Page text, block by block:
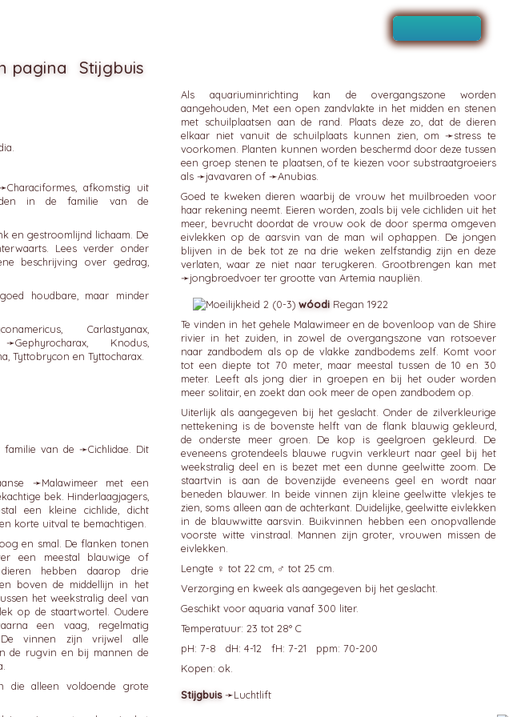
Stijgbuis
Characiformes, afkomstig uit
in de familie van de
en gestroomlijnd lichaam. De
Lees verder onder
beschrijving over gedrag,
houdbare, maar minder
Carlastyanax,
➛Gephyrocharax, Knodus,
Tyttobrycon en Tyttocharax.
van cichliden uit de familie van de ➛Cichlidae . Dit
➛Malawimeermet een
bek. Hinderlaagjagers,
een kleine cichlide, dicht
korte uitval te bemachtigen.
en smal. De flanken tonen
een meestal blauwige of
hebben daarop drie
boven de middellijn in het
het weekstralig deel van
op de staartwortel. Oudere
een vaag, regelmatig
De vinnen zijn vrijwel alle
de rugvin en bij mannen de
die alleen voldoende grote
Als aquariuminrichting kan de overgangszone worden
aangehouden, Met een open zandvlakte in het midden en stenen
met schuilplaatsen aan de rand. Plaats deze zo, dat de dieren
elkaar niet vanuit de schuilplaats kunnen zien, om ➛stress te
voorkomen. Planten kunnen worden beschermd door deze tussen
een groep stenen te plaatsen, of te kiezen voor substraatgroeiers
als ➛javavaren of ➛Anubias
Goed te kweken dieren waarbij de vrouw het muilbroeden voor
haar rekening neemt. Eieren worden, zoals bij vele cichliden uit het
meer, bevrucht doordat de vrouw ook de door sperma omgeven
eivlekken op de aarsvin van de man wil ophappen. De jongen
blijven in de bek tot ze na drie weken zelfstandig zijn en deze
verlaten, waar ze niet naar terugkeren. Grootbrengen kan met
➛jongbroedvoer ter grootte van Artemia naupliën.
wóodi Regan 1922
Te vinden in het gehele Malawimeer en de bovenloop van de Shire
rivier in het zuiden, in zowel de overgangszone van rotsoever
naar zandbodem als op de vlakke zandbodems zelf. Komt voor
tot een diepte tot 70 meter, maar meestal tussen de 10 en 30
meter. Leeft als jong dier in groepen en bij het ouder worden
meer solitair, en zoekt dan ook meer de open zandbodem op.
Uiterlijk als aangegeven bij het geslacht. Onder de zilverkleurige
nettekening is de bovenste helft van de flank blauwig gekleurd,
de onderste meer groen. De kop is geelgroen gekleurd. De
eveneens grotendeels blauwe rugvin verkleurt naar geel bij het
weekstralig deel en is bezet met een dunne geelwitte zoom. De
staartvin is aan de bovenzijde eveneens geel en wordt naar
beneden blauwer. In beide vinnen zijn kleine geelwitte vlekjes te
zien, soms alleen aan de achterkant. Duidelijke, geelwitte eivlekken
in de blauwwitte aarsvin. Buikvinnen hebben een onopvallende
voorste witte vinstraal. Mannen zijn groter, vrouwen missen de
eivlekken.
Lengte ♀ tot 22 cm, ♂ tot 25 cm.
Verzorging en kweek als aangegeven bij het geslacht.
Geschikt voor aquaria vanaf 300 liter.
Temperatuur: 23 tot 28° C
pH: 7-8 dH: 4-12 fH: 7-21 ppm: 70-200
Kopen: ok.
Stijgbuis➛Luchtlift